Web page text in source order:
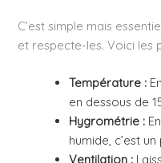
C’est simple mais
et respecte-les. Voici les
Température :
en dessous de
Hygrométrie :
humide, c’est
Ventilation :